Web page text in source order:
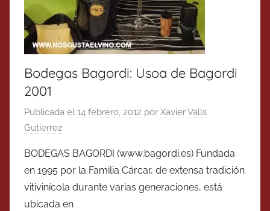
Bodegas Bagordi: Usoa de Bagordi
2001
Publicada el 14 febrero, 2012 por Xavier Valls
Gutierrez
BODEGAS BAGORDI (www.bagordi.es) Fundada
en 1995 por la Familia Cárcar, de extensa tradición
vitivinícola durante varias generaciones, está
ubicada en